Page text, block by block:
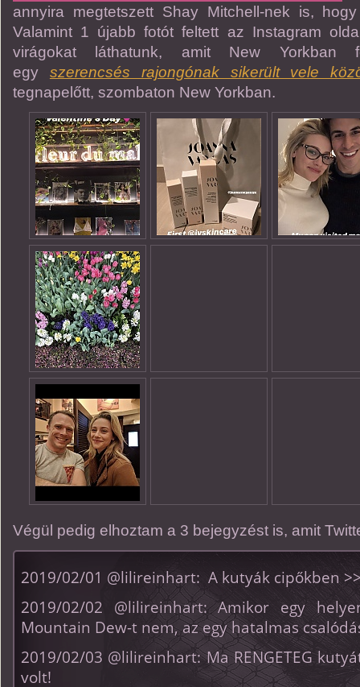
annyira megtetszett Shay Mitchell-nek is,
Valamint 1 újabb fotót feltett az Instagram
virágokat láthatunk, amit New Yorkban
egy szerencsés rajongónak sikerült vele
tegnapelőtt, szombaton New Yorkban.
Végül pedig elhoztam a 3 bejegyzést is, amit
2019/02/01 @lilireinhart: A kutyák cipőkben
2019/02/02 @lilireinhart: Amikor egy
Mountain Dew-t nem, az egy hatalmas
2019/02/03 @lilireinhart: Ma RENGETEG
volt!